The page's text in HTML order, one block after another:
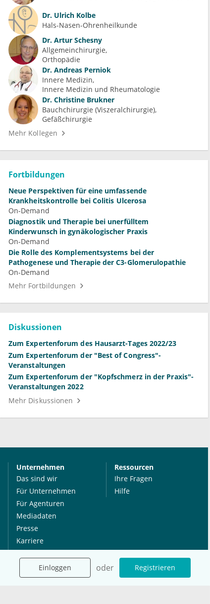
Einloggen oder Registrieren
Dr. Ulrich Kolbe
Hals-Nasen-Ohrenheilkunde
Dr. Artur Schesny
Allgemeinchirurgie
Orthopädie
Dr. Andreas Perniok
Innere Medizin
Innere Medizin und Rheumatologie
Dr. Christine Brukner
Bauchchirurgie (Viszeralchirurgie)
Gefäßchirurgie
Mehr Kollegen
Fortbildungen
Neue Perspektiven für eine umfassende
Krankheitskontrolle bei Colitis Ulcerosa
On-Demand
Diagnostik und Therapie bei unerfülltem
Kinderwunsch in gynäkologischer Praxis
On-Demand
Die Rolle des Komplementsystems bei der
Pathogenese und Therapie der C3-Glomerulopathie
On-Demand
Mehr Fortbildungen
Diskussionen
Zum Expertenforum des Hausarzt-Tages 2022/23
Zum Expertenforum der "Best of Congress"-
Veranstaltungen
Zum Expertenforum der "Kopfschmerz in der Praxis"-
Veranstaltungen 2022
Mehr Diskussionen
Unternehmen
Das sind wir
Für Unternehmen
Für Agenturen
Mediadaten
Presse
Karriere
Ressourcen
Ihre Fragen
Hilfe
International
Social Media